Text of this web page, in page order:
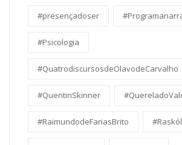
#presençadoser
#Psicologia
#QuatrodiscursosdeOlavodeCarvalho
#QuentinSkinner
#RaimundodeFariasBrito